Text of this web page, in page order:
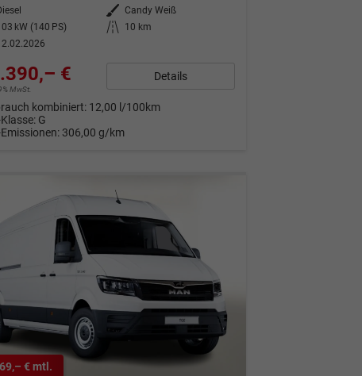
Außenfarbe Candy Weiß
kW (140 PS) Kilometerstand
10 km
€
MwSt.
Details
kombiniert: 12,00 l/100km
G
306,00 g/km
€ mtl.